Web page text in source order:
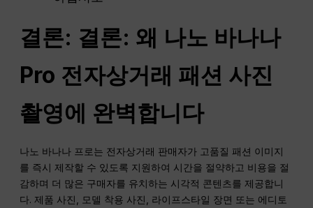
결론: 결론: 왜 나노 바나나
Pro 전자상거래 패션 사진
촬영에 완벽합니다
나노 바나나 프로는 전자상거래 판매자가 고품질 패션 이미지
를 즉시 제작할 수 있도록 지원하여 시간을 절약하고 비용을 절
감하며 더 많은 구매자를 유치하는 시각적 콘텐츠를 제공합니
다. 제품 사진, 모델 착용 사진, 라이프스타일 장면 또는 에디토